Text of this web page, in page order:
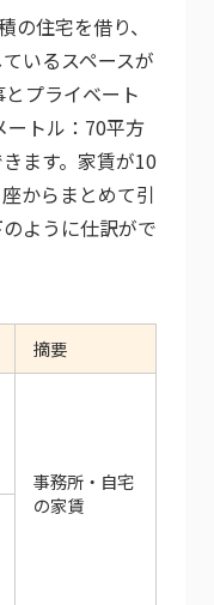
住宅を借り、
いるスペースが
プライベート
ートル：70平方
ます。家賃が10
からまとめて引
ように仕訳がで
摘要
事務所・自宅
の家賃